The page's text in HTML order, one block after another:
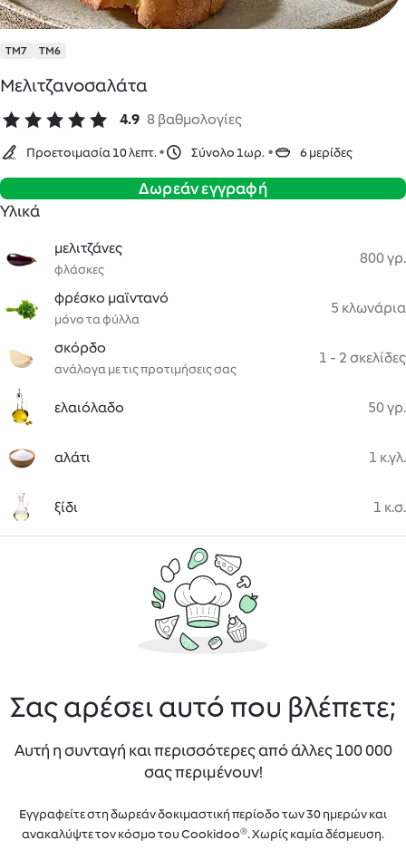
TM7 TM6
Μελιτζανοσαλάτα
4.9 8 βαθμολογίες
Προετοιμασία 10 λεπτ. Σύνολο 1ωρ. 6 μερίδες
Δωρεάν εγγραφή
Υλικά
μελιτζάνες
φλάσκες
800 γρ.
φρέσκο μαϊντανό
μόνο τα φύλλα
5 κλωνάρια
σκόρδο
ανάλογα με τις προτιμήσεις σας
1 - 2 σκελίδες
ελαιόλαδο 50 γρ.
αλάτι 1 κ.γλ.
ξίδι 1 κ.σ.
Σας αρέσει αυτό που βλέπετε;
Αυτή η συνταγή και περισσότερες από άλλες 100 000
σας περιμένουν!
Εγγραφείτε στη δωρεάν δοκιμαστική περίοδο των 30 ημερών και
ανακαλύψτε τον κόσμο του Cookidoo®. Χωρίς καμία δέσμευση.